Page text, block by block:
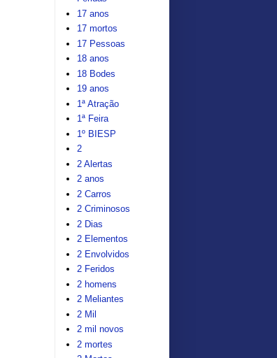
17 anos
17 mortos
17 Pessoas
18 anos
18 Bodes
19 anos
1ª Atração
1ª Feira
1º BIESP
2
2 Alertas
2 anos
2 Carros
2 Criminosos
2 Dias
2 Elementos
2 Envolvidos
2 Feridos
2 homens
2 Meliantes
2 Mil
2 mil novos
2 mortes